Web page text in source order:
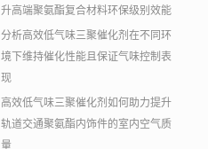
升高端聚氨酯复合材料环保级别效能
分析高效低气味三聚催化剂在不同环
境下维持催化性能且保证气味控制表
现
高效低气味三聚催化剂如何助力提升
轨道交通聚氨酯内饰件的室内空气质
量